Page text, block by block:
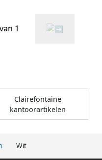
Wit
1
Clairefontaine
kantoorartikelen